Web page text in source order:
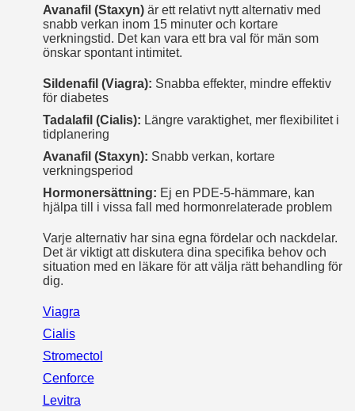
Avanafil (Staxyn)är ett relativt nytt alternativ med
snabb verkan inom 15 minuter och kortare
verkningstid. Det kan vara ett bra val för män som
önskar spontant intimitet.
Sildenafil (Viagra): Snabba effekter, mindre effektiv
för diabetes
Tadalafil (Cialis): Längre varaktighet, mer flexibilitet i
tidplanering
Avanafil (Staxyn): Snabb verkan, kortare
verkningsperiod
Hormonersättning: Ej en PDE-5-hämmare, kan
hjälpa till i vissa fall med hormonrelaterade problem
Varje alternativ har sina egna fördelar och nackdelar.
Det är viktigt att diskutera dina specifika behov och
situation med en läkare för att välja rätt behandling för
dig.
Viagra
Cialis
Stromectol
Cenforce
Levitra